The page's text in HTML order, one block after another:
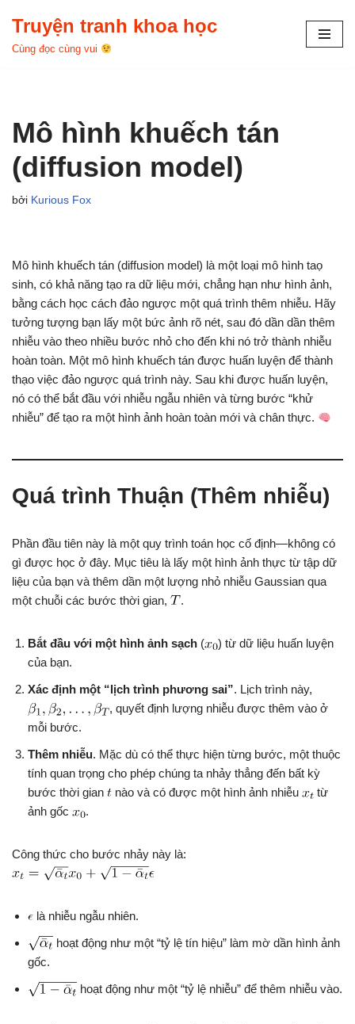
Chuyển
Truyện tranh khoa học
Cùng đọc cùng vui
Mô hình khuếch tán
(diffusion model)
bởi Kurious Fox
Mô hình khuếch tán (diffusion model) là một loại mô hình taọ
sinh, có khả năng tạo ra dữ liệu mới, chẳng hạn như hình ảnh,
bằng cách học cách đảo ngược một quá trình thêm nhiễu. Hãy
tưởng tượng bạn lấy một bức ảnh rõ nét, sau đó dần dần thêm
nhiễu vào theo nhiều bước nhỏ cho đến khi nó trở thành nhiễu
hoàn toàn. Một mô hình khuếch tán được huấn luyện để thành
thạo việc đảo ngược quá trình này. Sau khi được huấn luyện,
nó có thể bắt đầu với nhiễu ngẫu nhiên và từng bước “khử
nhiễu” để tạo ra một hình ảnh hoàn toàn mới và chân thực.
Quá trình Thuận (Thêm nhiễu)
Phần đầu tiên này là một quy trình toán học cố định—không có
gì được học ở đây. Mục tiêu là lấy một hình ảnh thực từ tập dữ
liệu của bạn và thêm dần một lượng nhỏ nhiễu Gaussian qua
một chuỗi các bước thời gian,
.
Bắt đầu với một hình ảnh sạch (
) từ dữ liệu huấn luyện
của bạn.
Xác định một “lịch trình phương sai”. Lịch trình này,
, quyết định lượng nhiễu được thêm vào ở
mỗi bước.
Thêm nhiễu. Mặc dù có thể thực hiện từng bước, một thuộc
tính quan trọng cho phép chúng ta nhảy thẳng đến bất kỳ
bước thời gian
nào và có được một hình ảnh nhiễu
từ
ảnh gốc
.
Công thức cho bước nhảy này là:
là nhiễu ngẫu nhiên.
hoạt động như một “tỷ lệ tín hiệu” làm mờ dần hình ảnh
gốc.
hoạt động như một “tỷ lệ nhiễu” để thêm nhiễu vào.